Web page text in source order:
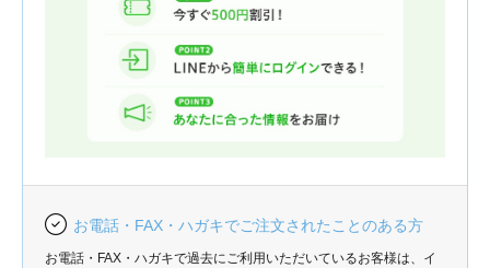
お電話・FAX・ハガキでご注文されたことのある方
お電話・FAX・ハガキで過去にご利用いただいているお客様は、イ